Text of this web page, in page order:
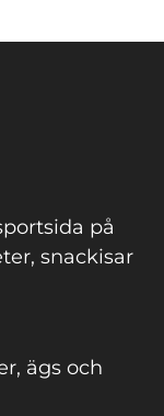
på
snackisar
ägs och